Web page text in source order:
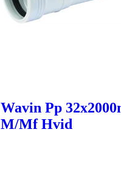
Wavin Pp
M/Mf Hvid